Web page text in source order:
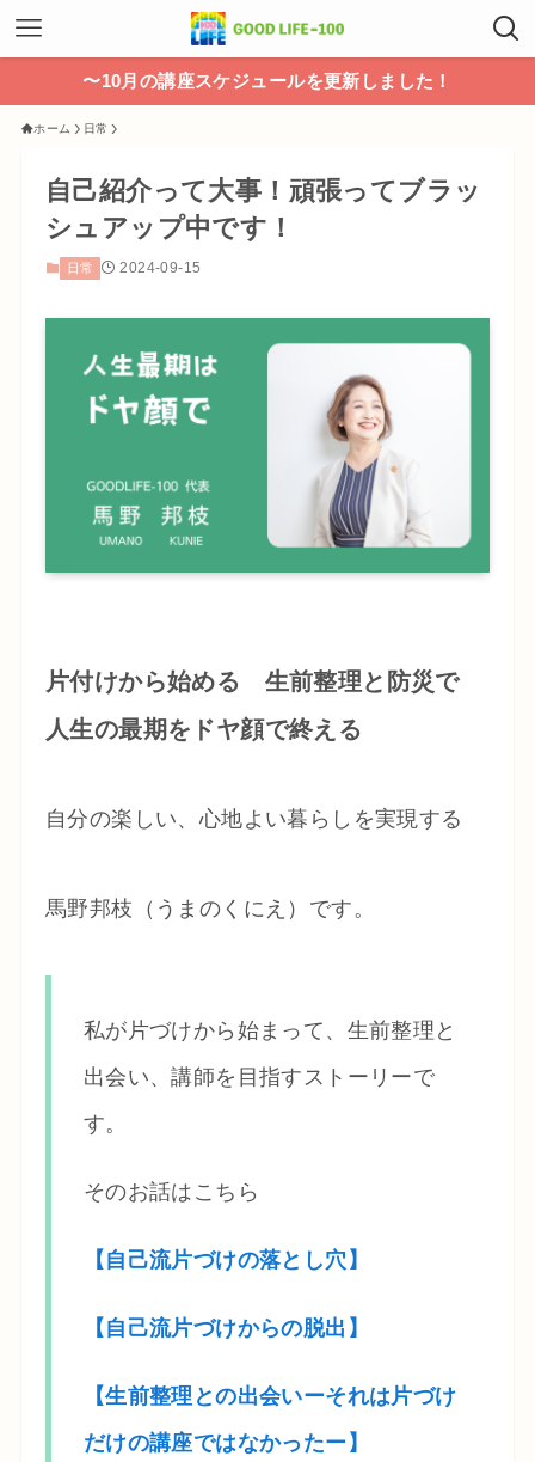
〜10月の講座スケジュールを更新しました！
ホーム 日常
自己紹介って大事！頑張ってブラッ
シュアップ中です！
日常 2024-09-15
片付けから始める 生前整理と防災で
人生の最期をドヤ顔で終える
自分の楽しい、心地よい暮らしを実現する
馬野邦枝（うまのくにえ）です。
私が片づけから始まって、生前整理と
出会い、講師を目指すストーリーで
す。
そのお話はこちら
【自己流片づけの落とし穴】
【自己流片づけからの脱出】
【生前整理との出会いーそれは片づけ
だけの講座ではなかったー】